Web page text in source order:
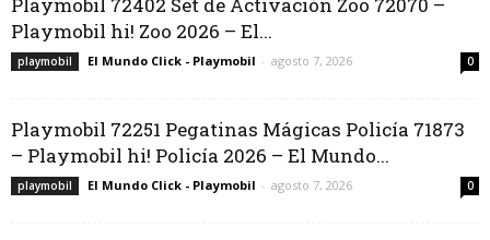
Playmobil hi! Zoo 2026 – El...
playmobil El Mundo Click - Playmobil - agosto 7, 2026 0
Playmobil 72251 Pegatinas Mágicas Policía 71873
– Playmobil hi! Policía 2026 – El Mundo...
playmobil El Mundo Click - Playmobil - agosto 7, 2026 0